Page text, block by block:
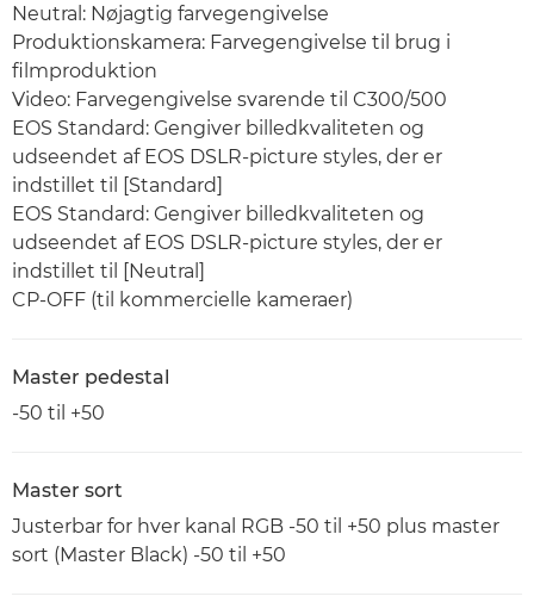
Neutral: Nøjagtig farvegengivelse
Produktionskamera: Farvegengivelse til brug i
filmproduktion
Video: Farvegengivelse svarende til C300/500
EOS Standard: Gengiver billedkvaliteten og
udseendet af EOS DSLR-picture styles, der er
indstillet til [Standard]
EOS Standard: Gengiver billedkvaliteten og
udseendet af EOS DSLR-picture styles, der er
indstillet til [Neutral]
CP-OFF (til kommercielle kameraer)
Master pedestal
-50 til +50
Master sort
Justerbar for hver kanal RGB -50 til +50 plus master
sort (Master Black) -50 til +50